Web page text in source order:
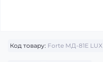
Код товару: Forte МД-81E LUX